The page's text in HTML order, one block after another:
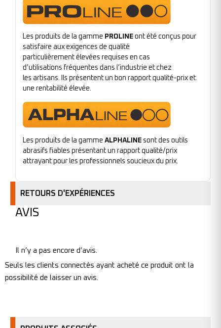
Les produits de la gamme PROLINE ont été conçus pour
satisfaire aux exigences de qualité
particulièrement élevées requises en cas
d’utilisations fréquentes dans l’industrie et chez
les artisans. Ils présentent un bon rapport qualité-prix et
une rentabilité élevée.
Les produits de la gamme ALPHALINE sont des outils
abrasifs fiables présentant un rapport qualité/prix
attrayant pour les professionnels soucieux du prix.
RETOURS D'EXPÉRIENCES
AVIS
Il n’y a pas encore d’avis.
Seuls les clients connectés ayant acheté ce produit ont la
possibilité de laisser un avis.